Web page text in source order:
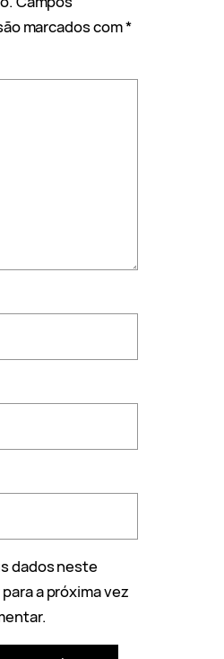
marcados com*
dados neste
a próxima vez